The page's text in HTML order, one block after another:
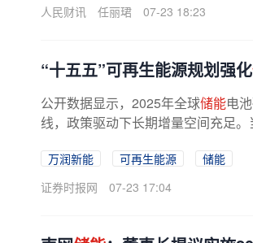
人民财讯
任丽珺 07-23 18:23
“十五五”可再生能源规划强化
公开数据显示，2025年全球储能电
线，政策驱动下长期增量空间充足。
万润新能 可再生能源
储能
证券时报网
07-23 17:04